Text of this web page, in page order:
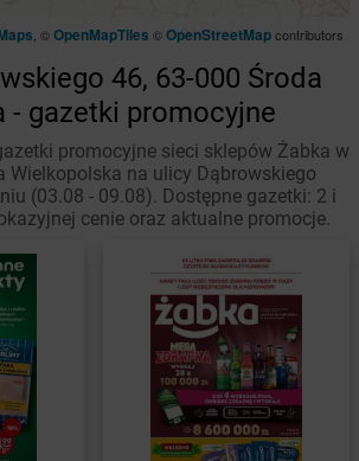
, ©OpenMapTiles ©OpenStreetMapcontributors
46, 63-000 Środa
- gazetki promocyjne
promocyjne sieci sklepów Żabka w
Wielkopolska na ulicy Dąbrowskiego
(03.08 - 09.08). Dostępne gazetki: 2 i
cenie oraz aktualne promocje.